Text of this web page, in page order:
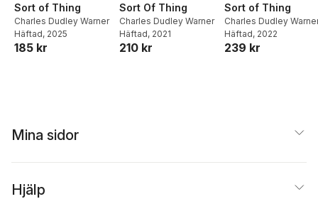
Sort of Thing
Charles Dudley Warner
Häftad, 2025
185 kr
Sort Of Thing
Charles Dudley Warner
Häftad, 2021
210 kr
Sort of Thing
Charles Dudley
Häftad, 2022
239 kr
Mina sidor
Hjälp